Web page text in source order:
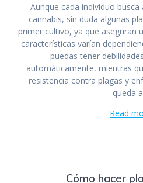
Aunque cada individuo
cannabis, sin duda algunas
primer cultivo, ya que aseguran
características varían
puedas tener
automáticamente, mientras
resistencia contra plagas y
queda
Read
Cómo hacer